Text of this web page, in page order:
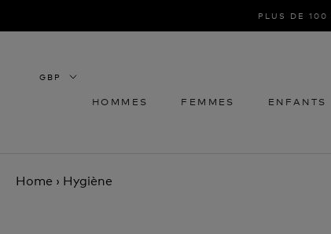
au
PLUS DE
HOMMES FEMMES ENFANTS
Home › Hygiène